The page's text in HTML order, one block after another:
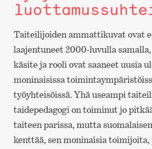
Taiteilijoiden ammattikuvat ovat
laajentuneet 2000-luvulla
käsite ja rooli ovat saaneet uusia
moninaisissa
työyhteisöissä. Yhä useampi
taidepedagogi on toiminut jo
taiteen parissa, mutta
kenttää, sen moninaisia